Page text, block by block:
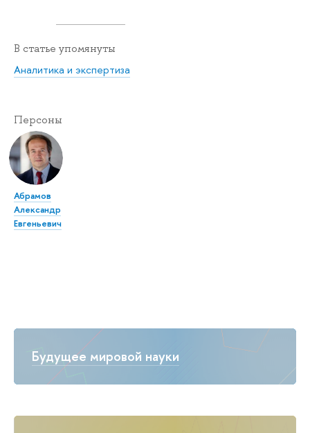
Будущее мировой науки
В статье упомянуты
Аналитика и экспертиза
Персоны
Абрамов
Александр
Евгеньевич